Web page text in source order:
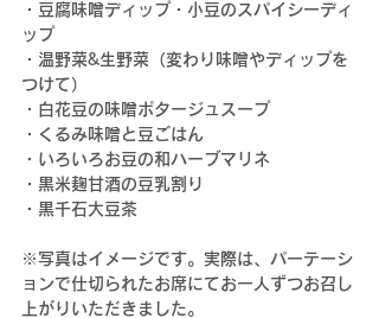
・豆腐味噌ディップ・小豆のスパイシーディ
ップ
・温野菜&生野菜（変わり味噌やディップを
つけて）
・白花豆の味噌ポタージュスープ
・くるみ味噌と豆ごはん
・いろいろお豆の和ハーブマリネ
・黒米麹甘酒の豆乳割り
・黒千石大豆茶
※写真はイメージです。実際は、パーテーシ
ョンで仕切られたお席にてお一人ずつお召し
上がりいただきました。